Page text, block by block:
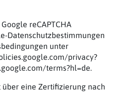
reCAPTCHA
Datenschutzbestimmungen
unter
privacy?
terms?hl=de.
eine Zertifizierung nach